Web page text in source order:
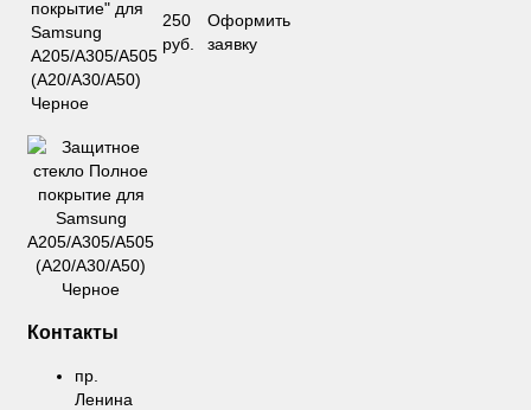
покрытие" для
Samsung
A205/A305/A505
(A20/A30/A50)
Черное
250
руб.
Оформить
заявку
Контакты
пр.
Ленина